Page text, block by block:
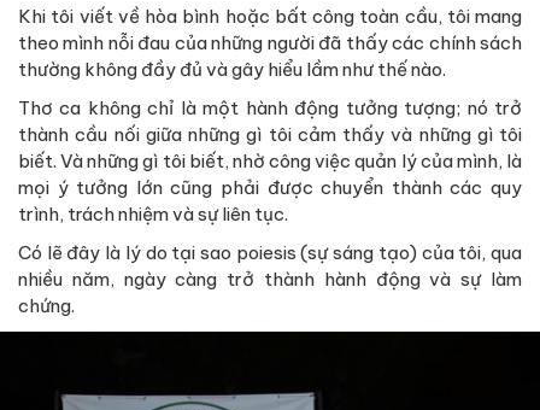
Khi tôi viết về hòa bình hoặc bất công toàn cầu, tôi mang
theo mình nỗi đau của những người đã thấy các chính sách
thường không đầy đủ và gây hiểu lầm như thế nào.
Thơ ca không chỉ là một hành động tưởng tượng; nó trở
thành cầu nối giữa những gì tôi cảm thấy và những gì tôi
biết. Và những gì tôi biết, nhờ công việc quản lý của mình, là
mọi ý tưởng lớn cũng phải được chuyển thành các quy
trình, trách nhiệm và sự liên tục.
Có lẽ đây là lý do tại sao poiesis (sự sáng tạo) của tôi, qua
nhiều năm, ngày càng trở thành hành động và sự làm
chứng.